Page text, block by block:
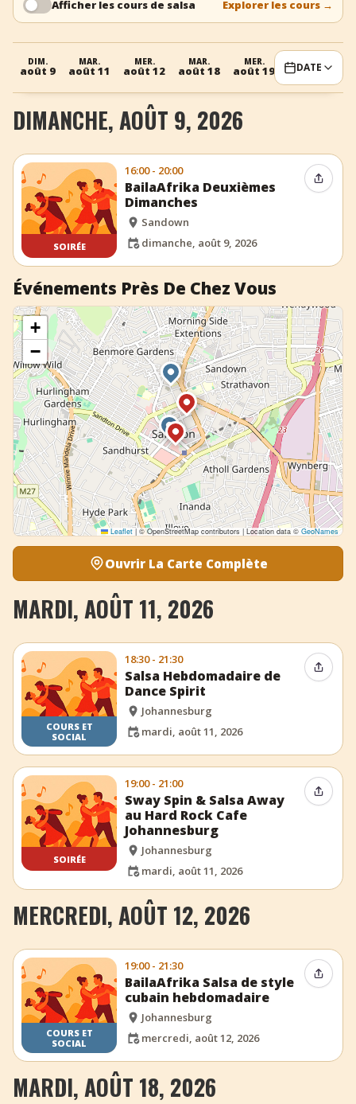
+ Ajouter un événement
Afficher les cours de salsa Explorer les cours →
DIM.
août 9
MAR.
août 11
MER.
août 12
MAR.
août 18
MER.
août 19 DATE
DIMANCHE, AOÛT 9, 2026
SOIRÉE
16:00 - 20:00
BailaAfrika Deuxièmes
Dimanches
Sandown
dimanche, août 9, 2026
Événements Près De Chez Vous
+
−
Leaflet |© OpenStreetMap contributors | Location data ©GeoNames
Ouvrir La Carte Complète
MARDI, AOÛT 11, 2026
COURS ET
SOCIAL
18:30 - 21:30
Salsa Hebdomadaire de
Dance Spirit
Johannesburg
mardi, août 11, 2026
SOIRÉE
19:00 - 21:00
Sway Spin & Salsa Away
au Hard Rock Cafe
Johannesburg
Johannesburg
mardi, août 11, 2026
MERCREDI, AOÛT 12, 2026
COURS ET
SOCIAL
19:00 - 21:30
BailaAfrika Salsa de style
cubain hebdomadaire
Johannesburg
mercredi, août 12, 2026
MARDI, AOÛT 18, 2026